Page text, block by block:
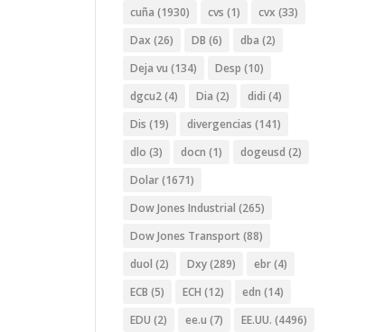
cuña (1930) cvs (1) cvx (33)
Dax (26) DB (6) dba (2)
Deja vu (134) Desp (10)
dgcu2(4) Dia (2) didi (4)
Dis (19) divergencias (141)
dlo (3) docn (1) dogeusd (2)
Dolar(1671)
Dow Jones Industrial (265)
Dow Jones Transport (88)
duol (2) Dxy(289) ebr(4)
ECB (5) ECH (12) edn (14)
EDU (2) ee.u (7) EE.UU. (4496)